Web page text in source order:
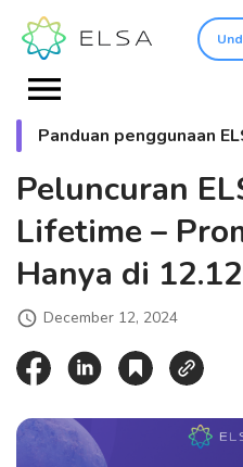
Panduan penggunaan
Peluncuran
Lifetime –
Hanya di
December 12, 2024